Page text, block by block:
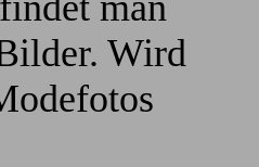
Wird